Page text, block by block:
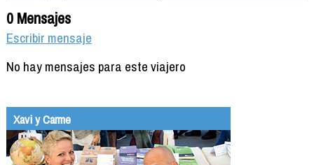
0 Mensajes
Escribir mensaje
No hay mensajes para este viajero
Xavi y Carme